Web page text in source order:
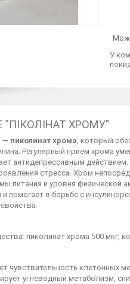
У
ХРОМУ"
— пиколинат хрома, который
Регулярный прием хрома
антидепрессивным
стресса. Хром
питания и уровня физической
помогает в борьбе с
пиколинат хрома 500 мкг,
чувствительность клеточных
углеводный метаболизм,